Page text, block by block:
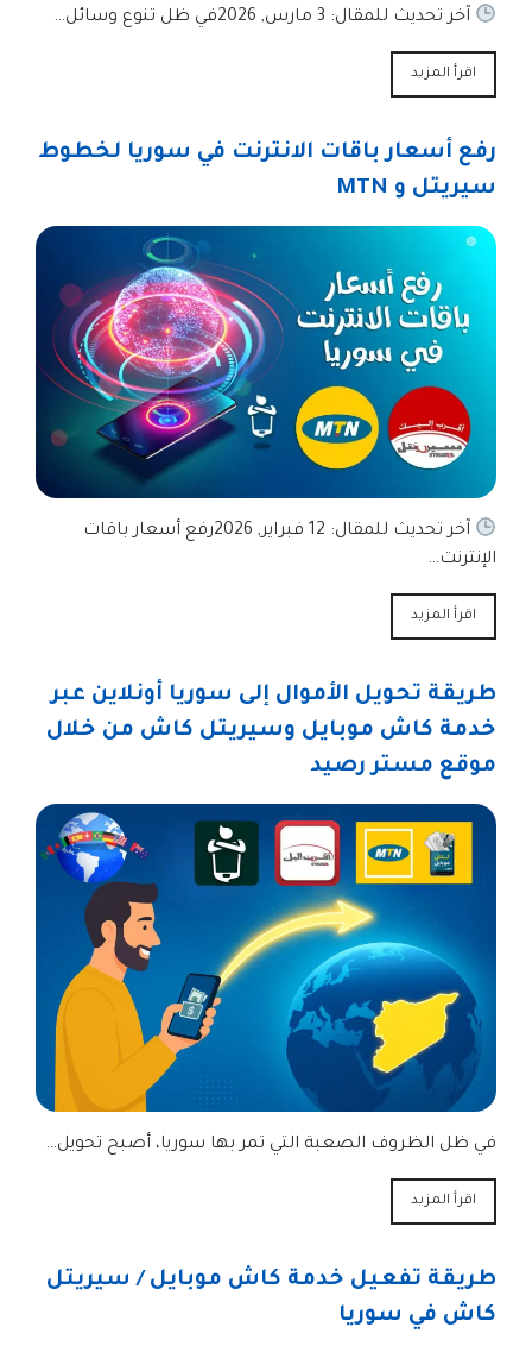
آخر تحديث للمقال: 3 مارس, 2026في ظل تنوع وسائل…
اقرأ المزيد
رفع أسعار باقات الانترنت في سوريا لخطوط
سيريتل و MTN
آخر تحديث للمقال: 12 فبراير, 2026رفع أسعار باقات
الإنترنت…
اقرأ المزيد
طريقة تحويل الأموال إلى سوريا أونلاين عبر
خدمة كاش موبايل وسيريتل كاش من خلال
موقع مستر رصيد
في ظل الظروف الصعبة التي تمر بها سوريا، أصبح تحويل…
اقرأ المزيد
طريقة تفعيل خدمة كاش موبايل / سيريتل
كاش في سوريا